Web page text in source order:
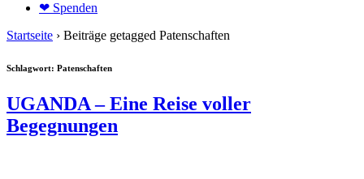
❤ Spenden
Startseite › Beiträge getagged Patenschaften
Schlagwort: Patenschaften
UGANDA – Eine Reise voller
Begegnungen